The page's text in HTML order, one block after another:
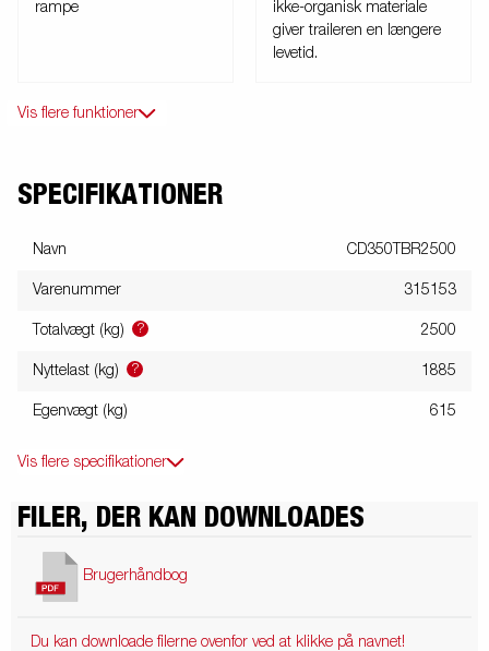
rampe
ikke-organisk materiale
giver traileren en længere
levetid.
Vis flere funktioner
SPECIFIKATIONER
Navn CD350TBR2500
Varenummer 315153
Totalvægt (kg) ? 2500
Nyttelast (kg) ? 1885
Egenvægt (kg) 615
Vis flere specifikationer
FILER, DER KAN DOWNLOADES
Brugerhåndbog
Du kan downloade filerne ovenfor ved at klikke på navnet!